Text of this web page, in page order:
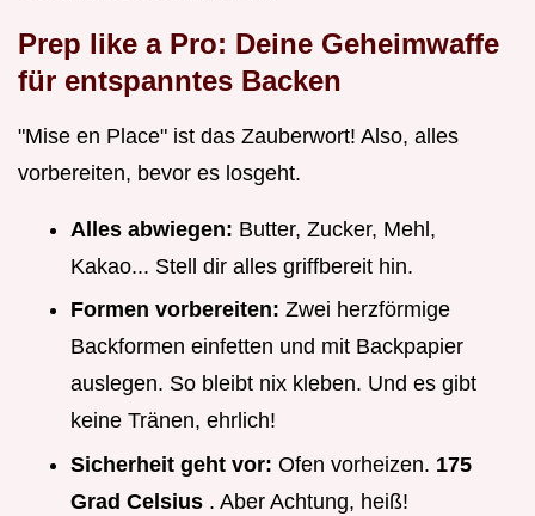
Prep like a Pro: Deine Geheimwaffe
für entspanntes Backen
"Mise en Place" ist das Zauberwort! Also, alles
vorbereiten, bevor es losgeht.
Alles abwiegen: Butter, Zucker, Mehl,
Kakao... Stell dir alles griffbereit hin.
Formen vorbereiten: Zwei herzförmige
Backformen einfetten und mit Backpapier
auslegen. So bleibt nix kleben. Und es gibt
keine Tränen, ehrlich!
Sicherheit geht vor: Ofen vorheizen. 175
Grad Celsius . Aber Achtung, heiß!